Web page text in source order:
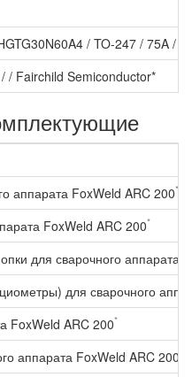
/ TO-247 / 75A /
/ Fairchild Semiconductor*
аппарата FoxWeld ARC 200*
FoxWeld ARC 200*
для сварочного аппарата
для сварочного
FoxWeld ARC 200*
аппарата FoxWeld ARC 200